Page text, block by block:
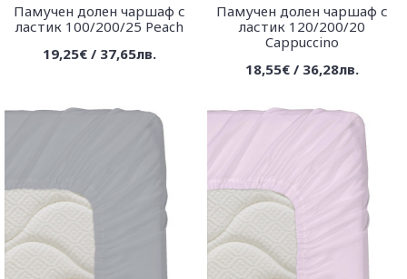
Памучен долен чаршаф с
ластик 100/200/25 Peach
19,25€ / 37,65лв.
Памучен долен чаршаф с
ластик 120/200/20
Cappuccino
18,55€ / 36,28лв.